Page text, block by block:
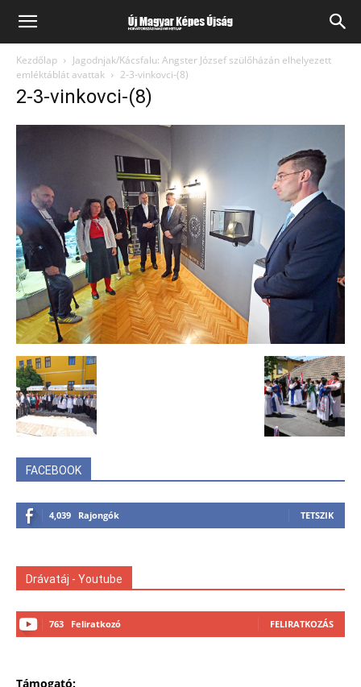
Kezdőlap
Jagodnjak/Kácsfalu: Angster József szülőházán elhelyezett
emléktáblát avattak
2-3-vinkovci-(8)
2-3-vinkovci-(8)
FACEBOOK
4,039 Rajongók TETSZIK
Drávatáj - Youtube
763 Feliratkozó FELIRATKOZÁS
Támogató: